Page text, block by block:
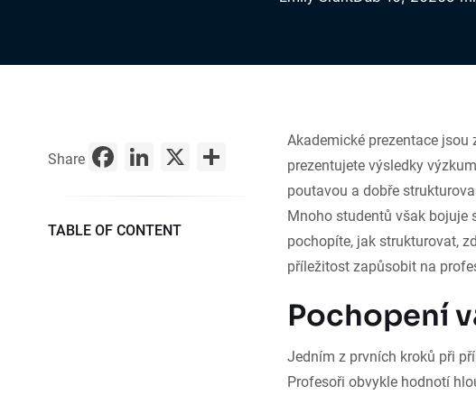
Share Facebook
LinkedIn
X Share
TABLE OF CONTENT
Akademické prezentace
prezentujete výsledky
poutavou a dobře
Mnoho studentů však bojuje
pochopíte, jak strukturovat,
příležitost zapůsobit na
Pochopení
Jedním z prvních kroků při
Profesoři obvykle hodnotí